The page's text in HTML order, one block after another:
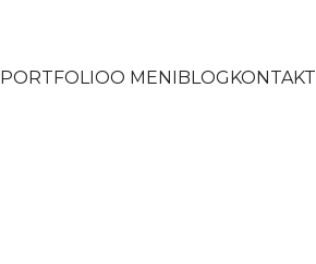
PORTFOLIOO MENIBLOGKONTAKT